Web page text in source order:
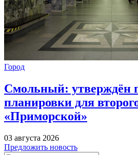
Город
Смольный: утверждён
планировки для
«Приморской»
03 августа 2026
Предложить новость